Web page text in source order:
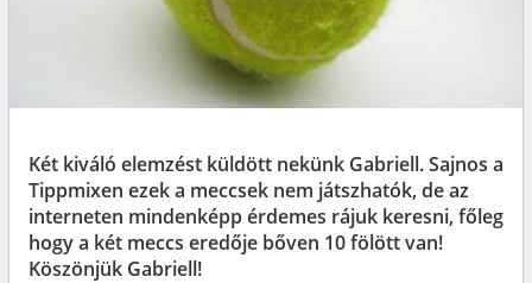
Két kiváló elemzést küldött nekünk Gabriell. Sajnos a
Tippmixen ezek a meccsek nem játszhatók, de az
interneten mindenképp érdemes rájuk keresni, főleg
hogy a két meccs eredője bőven 10 fölött van!
Köszönjük Gabriell!